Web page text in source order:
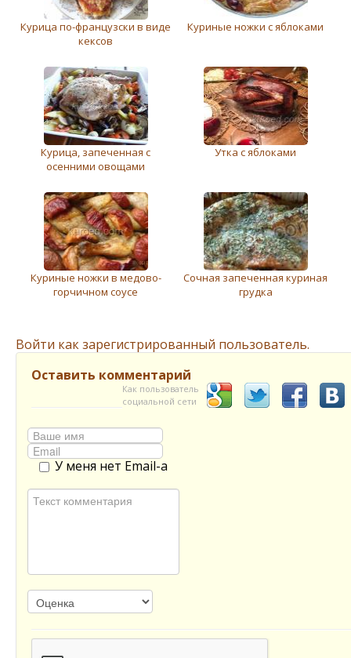
Курица по-французски в виде
кексов
Куриные ножки с яблоками
Курица, запеченная с
осенними овощами
Утка с яблоками
Куриные ножки в медово-
горчичном соусе
Сочная запеченная куриная
грудка
Войти как зарегистрированный пользователь.
Оставить комментарий
Как пользователь
социальной сети
У меня нет Email-а